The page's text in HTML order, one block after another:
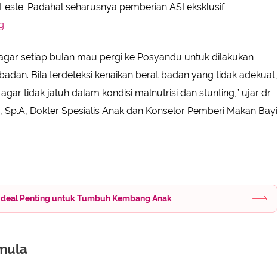
Padahal seharusnya pemberian ASI eksklusif
.
setiap bulan mau pergi ke Posyandu untuk dilakukan
Bila terdeteksi kenaikan berat badan yang tidak adekuat,
tidak jatuh dalam kondisi malnutrisi dan stunting,” ujar dr.
Sp.A, Dokter Spesialis Anak dan Konselor Pemberi Makan Bayi
Penting untuk Tumbuh Kembang Anak